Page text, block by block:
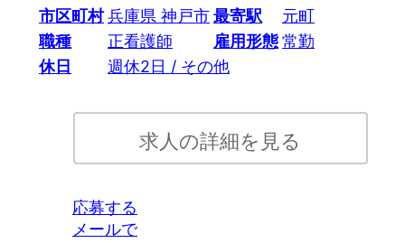
市区町村兵庫県 神戸市最寄駅
元町
職種
正看護師 雇用形態常勤
休日
週休2日 / その他
求人の詳細を見る
応募する
メールで